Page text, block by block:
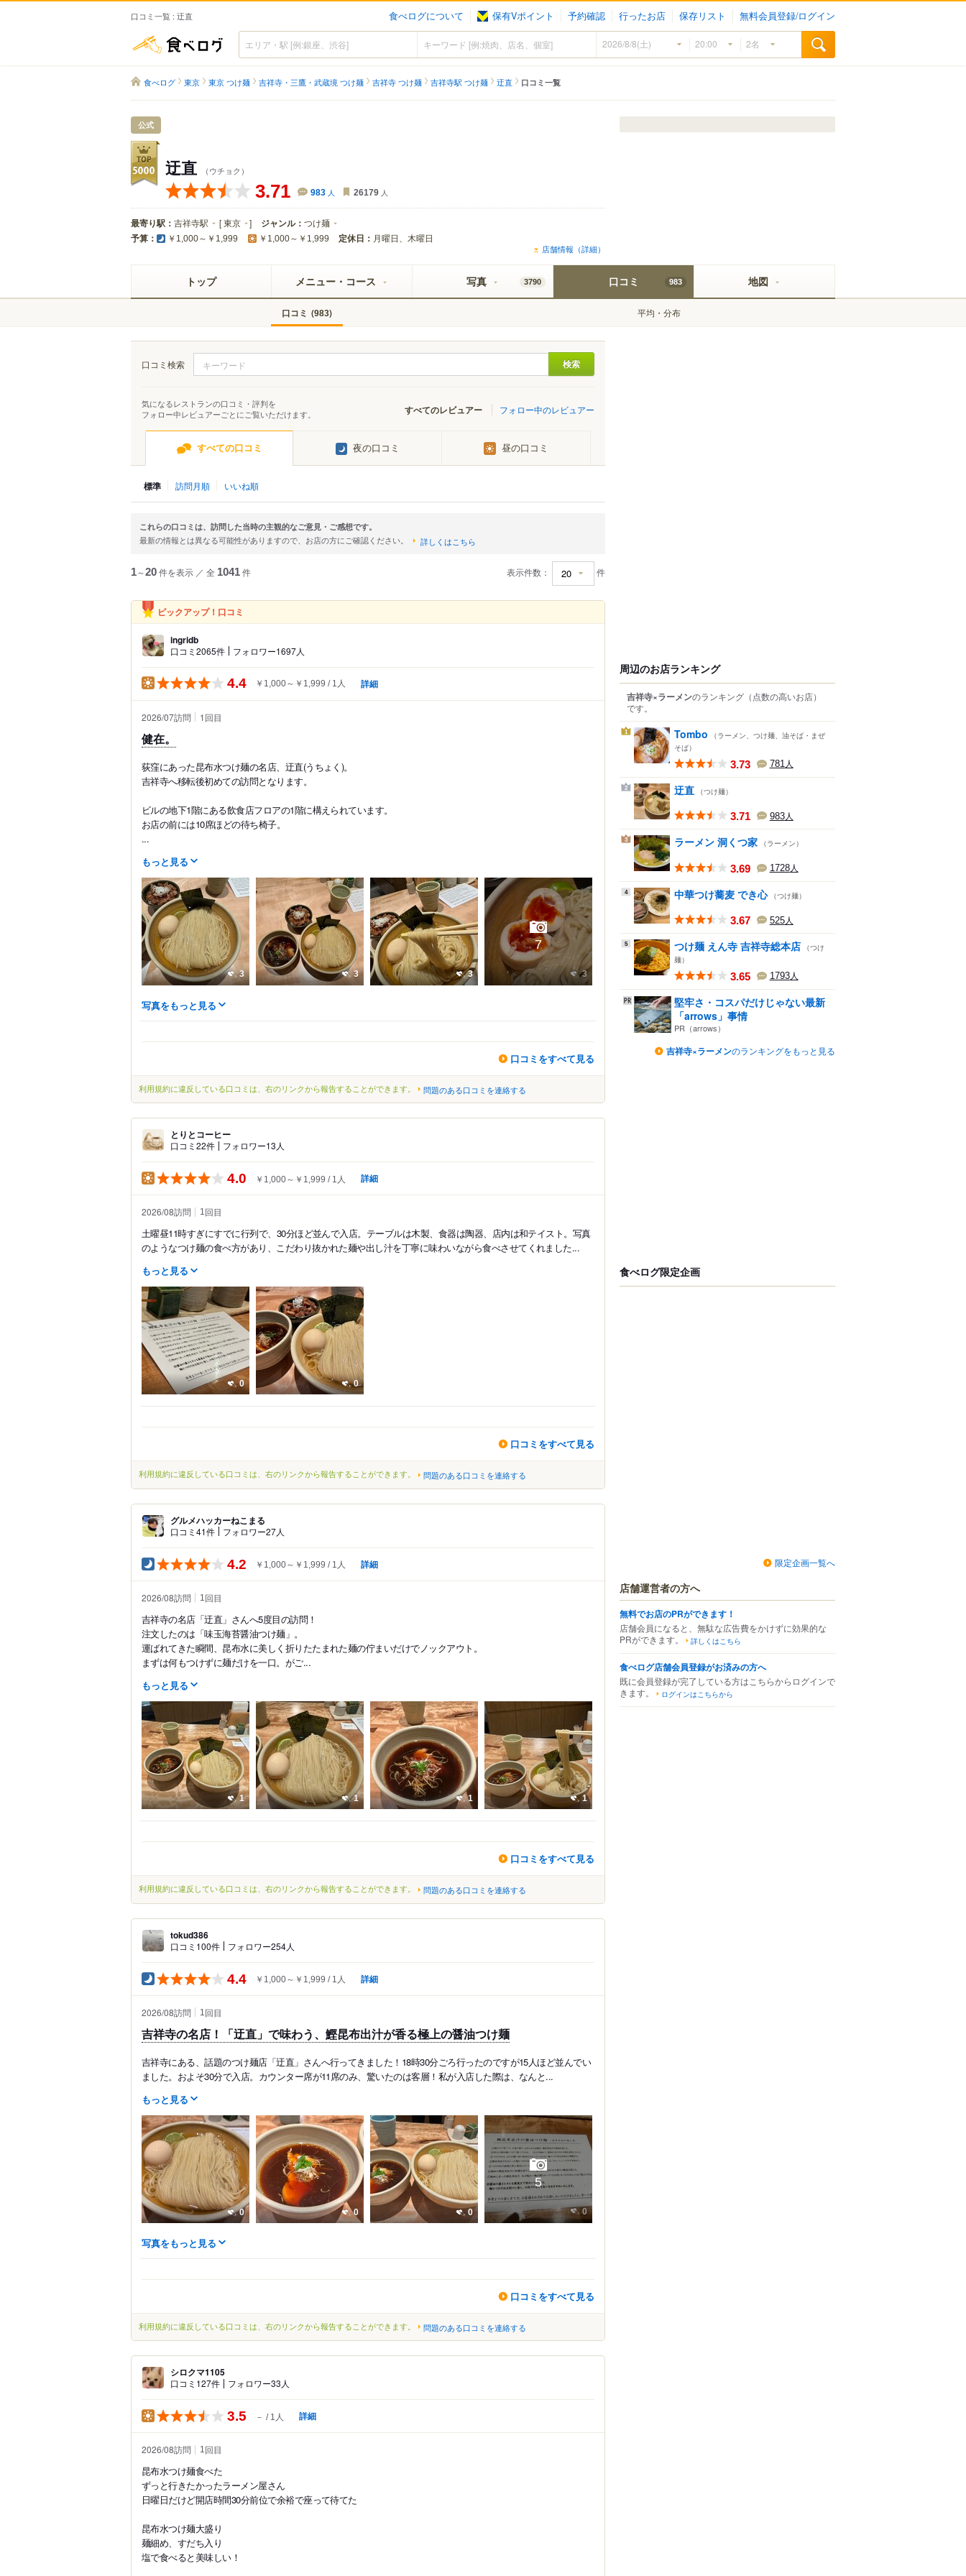
口コミ一覧 : 迂直 食べログについて 保有Vポイント 予約確認 行ったお店 保存リスト 無料会員登録/ログイン
食べログ
食べログ 東京 東京 つけ麺 吉祥寺・三鷹・武蔵境 つけ麺 吉祥寺 つけ麺 吉祥寺駅 つけ麺 迂直 口コミ一覧
公式
迂直 （ウチョク）
3.71 983 人 26179 人
最寄り駅： 吉祥寺駅 [東京 ] ジャンル： つけ麺
予算： ￥1,000～￥1,999 ￥1,000～￥1,999 定休日： 月曜日、木曜日
店舗情報（詳細）
トップ メニュー・コース 写真 3790 口コミ 983
口コミ (983) 平均・分布
地図
口コミ検索
気になるレストランの口コミ・評判を
フォロー中レビュアーごとにご覧いただけます。
すべてのレビュアー フォロー中のレビュアー
すべての口コミ 夜の口コミ 昼の口コミ
標準 訪問月順 いいね順
これらの口コミは、訪問した当時の主観的なご意見・ご感想です。
最新の情報とは異なる可能性がありますので、お店の方にご確認ください。 詳しくはこちら
1～20件を表示 ／ 全 1041件 表示件数： 件
ピックアップ！口コミ
ingridb
口コミ2065件 フォロワー1697人
4.4 ￥1,000～￥1,999 1人 詳細
2026/07訪問 1回目
健在。
荻窪にあった昆布水つけ麺の名店、迂直(うちょく)。
吉祥寺へ移転後初めての訪問となります。
ビルの地下1階にある飲食店フロアの1階に構えられています。
お店の前には10席ほどの待ち椅子。
...
もっと見る
3 3 3 3
7
写真をもっと見る
口コミをすべて見る
利用規約に違反している口コミは、右のリンクから報告することができます。 問題のある口コミを連絡する
とりとコーヒー
口コミ22件 フォロワー13人
4.0 ￥1,000～￥1,999 1人 詳細
2026/08訪問 1回目
土曜昼11時すぎにすでに行列で、30分ほど並んで入店。テーブルは木製、食器は陶器、店内は和テイスト。写真
のようなつけ麺の食べ方があり、こだわり抜かれた麺や出し汁を丁寧に味わいながら食べさせてくれました...
もっと見る
0 0
口コミをすべて見る
利用規約に違反している口コミは、右のリンクから報告することができます。 問題のある口コミを連絡する
グルメハッカーねこまる
口コミ41件 フォロワー27人
4.2 ￥1,000～￥1,999 1人 詳細
2026/08訪問 1回目
吉祥寺の名店「迂直」さんへ5度目の訪問！
注文したのは「味玉海苔醤油つけ麺」。
運ばれてきた瞬間、昆布水に美しく折りたたまれた麺の佇まいだけでノックアウト。
まずは何もつけずに麺だけを一口。がご...
もっと見る
1 1 1 1
口コミをすべて見る
利用規約に違反している口コミは、右のリンクから報告することができます。 問題のある口コミを連絡する
tokud386
口コミ100件 フォロワー254人
4.4 ￥1,000～￥1,999 1人 詳細
2026/08訪問 1 回目
吉祥寺の名店！「迂直」で味わう、鰹昆布出汁が香る極上の醤油つけ麺
吉祥寺にある、話題のつけ麺店「迂直」さんへ行ってきました！18時30分ごろ行ったのですが15人ほど並んでい
ました。およそ30分で入店。カウンター席が11席のみ、驚いたのは客層！私が入店した際は、なんと...
もっと見る
0 0 0 0
5
写真をもっと見る
口コミをすべて見る
利用規約に違反している口コミは、右のリンクから報告することができます。 問題のある口コミを連絡する
シロクマ1105
口コミ127件 フォロワー33人
3.5 － 1人 詳細
2026/08訪問 1回目
昆布水つけ麺食べた
ずっと行きたかったラーメン屋さん
日曜日だけど開店時間30分前位で余裕で座って待てた
昆布水つけ麺大盛り
麺細め、すだち入り
塩で食べると美味しい！
周辺のお店ランキング
吉祥寺×ラーメンのランキング （点数の高いお店）
です。
1 Tombo
（ラーメン、つけ麺、油そば・まぜ
そば）
3.73 781人
2 迂直 （つけ麺）
3.71 983人
3 ラーメン 洞くつ家 （ラーメン）
3.69 1728人
4 中華つけ蕎麦 でき心 （つけ麺）
3.67 525人
5 つけ麺 えん寺 吉祥寺総本店 （つけ
麺）
3.65 1793人
堅牢さ・コスパだけじゃない最新
「arrows」事情
PR（arrows）
吉祥寺×ラーメンのランキングをもっと見る
食べログ限定企画
限定企画一覧へ
店舗運営者の方へ
無料でお店のPRができます！
店舗会員になると、無駄な広告費をかけずに効果的な
PRができます。
詳しくはこちら
食べログ店舗会員登録がお済みの方へ
既に会員登録が完了している方はこちらからログインで
きます。
ログインはこちらから